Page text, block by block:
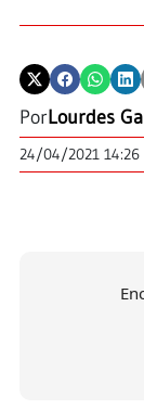
PorLourdes
24/04/2021 14:26